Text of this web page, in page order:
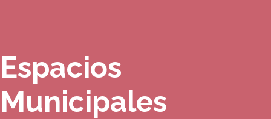
Espacios
Municipales